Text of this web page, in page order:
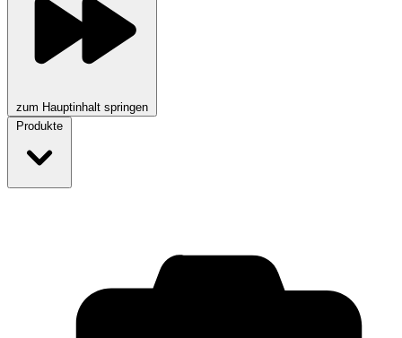
zum Hauptinhalt springen
Produkte